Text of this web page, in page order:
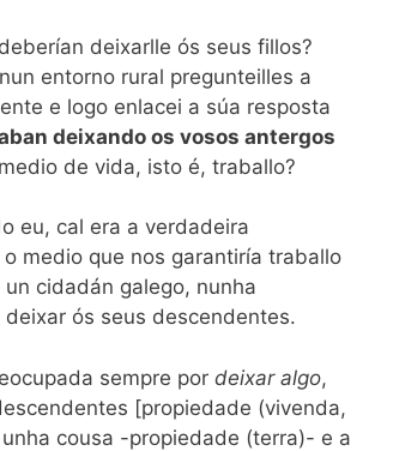
deixarlle ós seus fillos?
entorno rural pregunteilles a
e logo enlacei a súa resposta
deixando os vosos antergos
de vida, isto é, traballo?
eu, cal era a verdadeira
medio que nos garantiría traballo
un cidadán galego, nunha
ós seus descendentes.
sempre por deixar algo,
[propiedade (vivenda,
cousa -propiedade (terra)- e a